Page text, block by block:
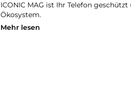
ICONIC MAG ist Ihr Telefon
Ökosystem.
Mehr lesen